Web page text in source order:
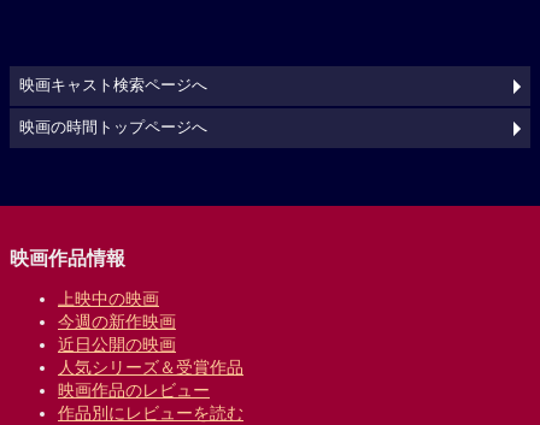
映画キャスト検索ページへ
映画の時間トップページへ
映画作品情報
上映中の映画
今週の新作映画
近日公開の映画
人気シリーズ＆受賞作品
映画作品のレビュー
作品別にレビューを読む